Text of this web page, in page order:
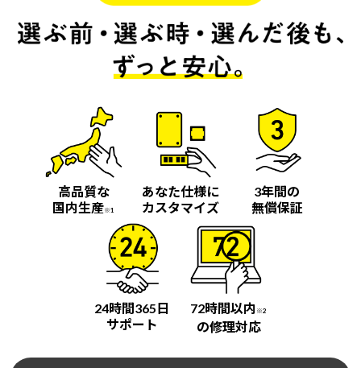
高品質な
国内生産※1
あなた仕様に
カスタマイズ
3年間の
無償保証
24時間365日
サポート
72時間以内 ※2
の修理対応